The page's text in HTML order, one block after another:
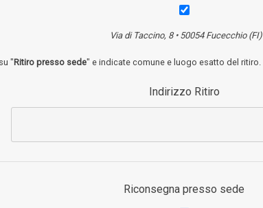
Via di Taccino, 8 • 50054 Fucecchio (FI)
"Ritiro presso sede" e indicate comune e luogo esatto del ritiro.
Indirizzo Ritiro
Riconsegna presso sede